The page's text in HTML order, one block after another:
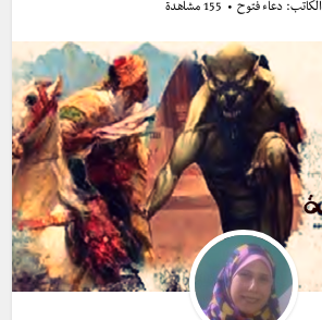
الكاتب: دعاء فتوح 155 مشاهدة